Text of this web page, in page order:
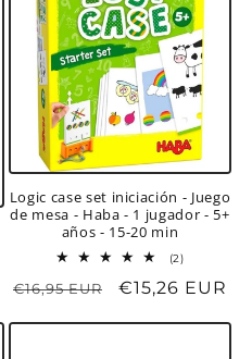
Logic case set iniciación - Juego
de mesa - Haba - 1 jugador - 5+
años - 15-20 min
(2)2
totales
Precio
€16,95 EUR
Precio
€15,26 EUR